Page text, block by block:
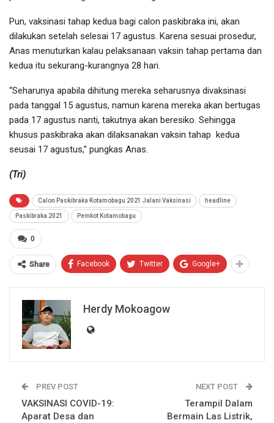
Pun, vaksinasi tahap kedua bagi calon paskibraka ini, akan
dilakukan setelah selesai 17 agustus. Karena sesuai prosedur,
Anas menuturkan kalau pelaksanaan vaksin tahap pertama dan
kedua itu sekurang-kurangnya 28 hari.
“Seharunya apabila dihitung mereka seharusnya divaksinasi
pada tanggal 15 agustus, namun karena mereka akan bertugas
pada 17 agustus nanti, takutnya akan beresiko. Sehingga
khusus paskibraka akan dilaksanakan vaksin tahap kedua
seusai 17 agustus,” pungkas Anas.
(Tri)
Calon Paskibraka Kotamobagu 2021 Jalani Vaksinasi headline
Paskibraka 2021 Pemkot Kotamobagu
0
Share Facebook Twitter Google+
Herdy Mokoagow
PREV POST
VAKSINASI COVID-19:
Aparat Desa dan
NEXT POST
Terampil Dalam
Bermain Las Listrik,